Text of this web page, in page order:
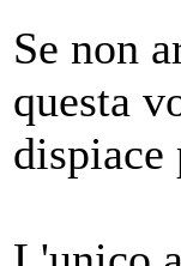
Se non
questa